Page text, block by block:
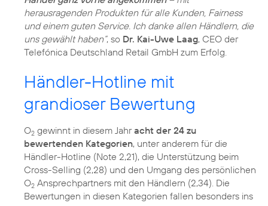
herausragenden Produkten für alle Kunden, Fairness
und einem guten Service. Ich danke allen Händlern, die
uns gewählt haben“, so Dr. Kai-Uwe Laag, CEO der
Händler-Hotline mit
grandioser Bewertung
O2 gewinnt in diesem Jahracht der 24 zu
bewertenden Kategorien, unter anderem für die
Händler-Hotline (Note 2,21), die Unterstützung beim
Cross-Selling (2,28) und den Umgang des persönlichen
O2 Ansprechpartners mit den Händlern (2,34). Die
Bewertungen in diesen Kategorien fallen besonders ins